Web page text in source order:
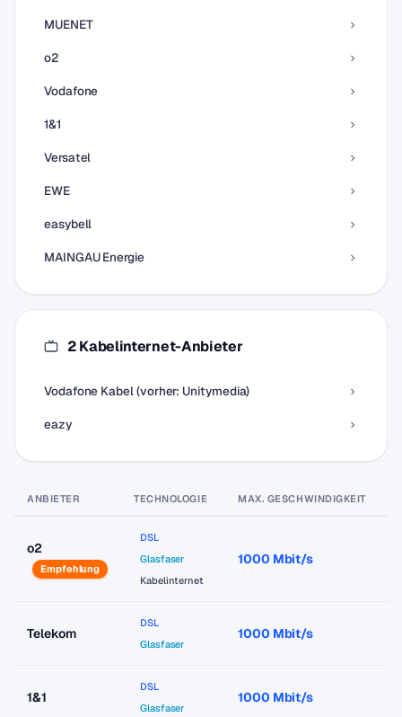
MUENET
o2
Vodafone
1&1
Versatel
EWE
easybell
MAINGAU Energie
2 Kabelinternet-Anbieter
Vodafone Kabel (vorher: Unitymedia)
eazy
ANBIETER TECHNOLOGIE MAX. GESCHWINDIGKEIT
o2
Empfehlung
DSL
Glasfaser
Kabelinternet
1000 Mbit/s
Telekom
DSL
Glasfaser
1000 Mbit/s
1&1
DSL
Glasfaser
1000 Mbit/s